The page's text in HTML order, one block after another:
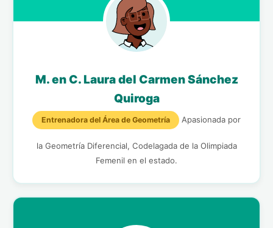
M. en C. Laura del Carmen Sánchez
Quiroga
Entrenadora del Área de Geometría Apasionada por
la Geometría Diferencial, Codelagada de la Olimpiada
Femenil en el estado.